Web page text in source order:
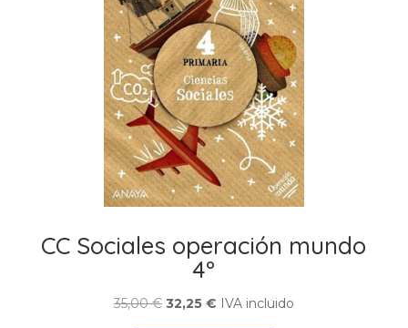
CC Sociales operación mundo
4º
35,00€ El
32,25 €ElIVA incluido